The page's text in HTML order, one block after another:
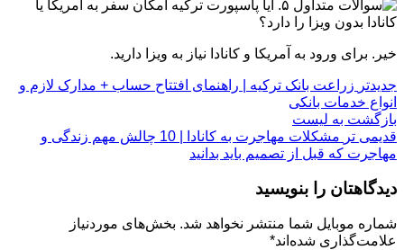
۵. آیا پاسپورت ترکیه امکان سفر به آمریکا یا
کانادا بدون ویزا را دارد؟
خیر. برای ورود به آمریکا و کانادا نیاز به ویزا دارید.
جدیدتر زراعت بانک ترکیه | راهنمای افتتاح حساب + مدارک لازم و
انواع خدمات بانکی
بازگشت به لیست
قدیمی تر
مشکلات مهاجرت به کانادا | 10 چالش مهم زندگی و
مهاجرت که قبل از تصمیم باید بدانید
دیدگاهتان را بنویسید
شماره موبایل شما منتشر نخواهد شد. بخش‌های موردنیاز
علامت‌گذاری شده‌اند*